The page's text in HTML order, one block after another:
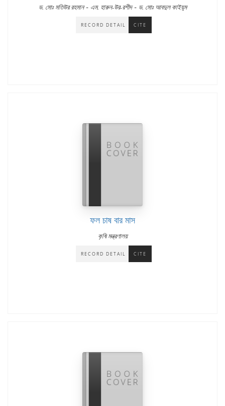
ড. মোঃ মতিউর রহমান- এম. হারুন-উর-রশীদ- ড. মোঃ আবদুল কাইয়ুম
RECORD DETAIL CITE
ফল চাষ বার মাস
কৃষি মন্ত্রণালয়
RECORD DETAIL CITE